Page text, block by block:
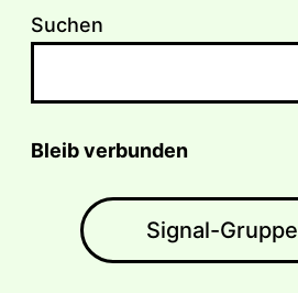
Suchen
Bleib verbunden
Signal-Gruppe